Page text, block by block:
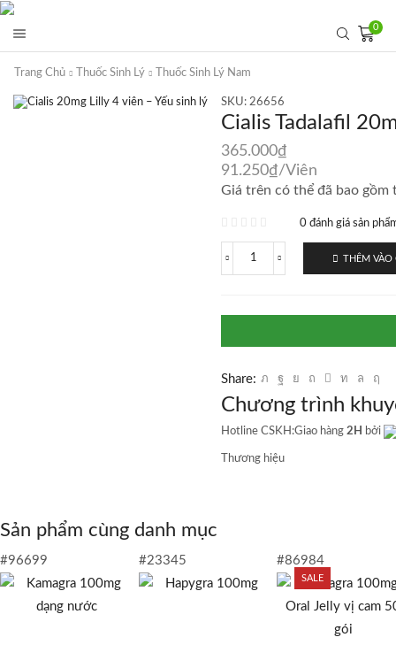
0
Trang Chủ Thuốc Sinh Lý Thuốc Sinh Lý Nam
SKU: 26656
Cialis Tadalafil
365.000₫
91.250₫/Viên
Giá trên có thể đã bao gồm
0 đánh giá sản
Cialis
Lilly
viên
Yếu
lý
số
THÊM VÀO
Share:
Chương trình
Hotline CSKH:Giao hàng 2H bởi
Thương hiệu
Sản phẩm cùng danh mục
#96699 #23345 #86984
SALE